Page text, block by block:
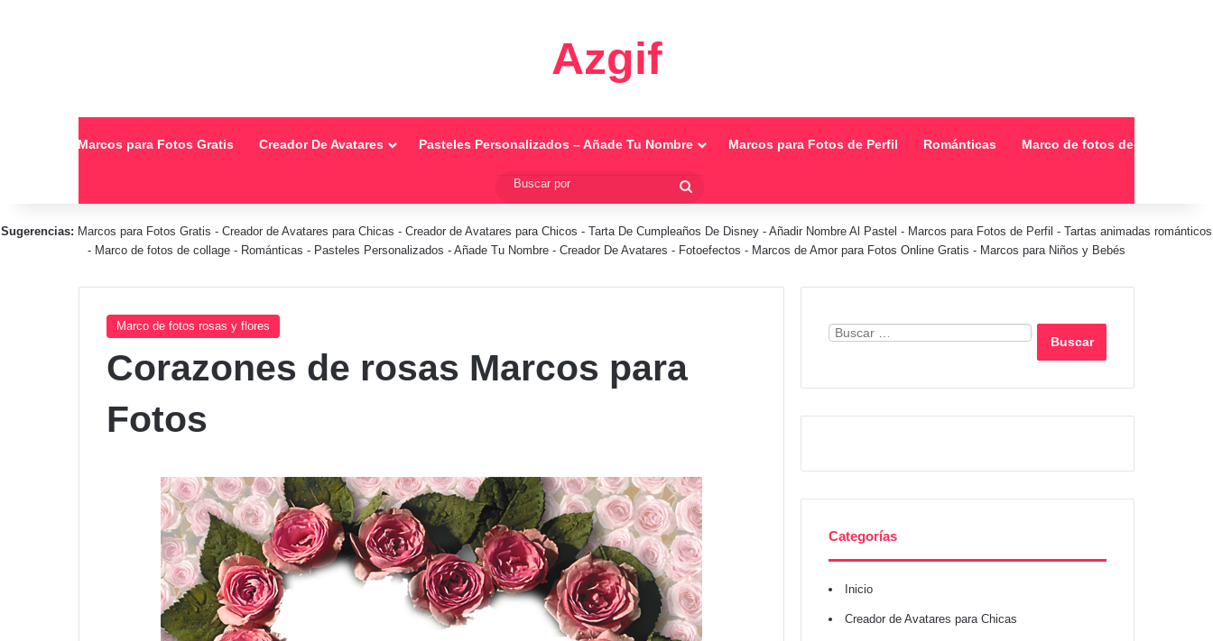
Azgif
Marcos para Fotos Gratis Creador De Avatares Pasteles Personalizados – Añade Tu Nombre Marcos para Fotos de Perfil Románticas Marco de fotos de collage
Sugerencias: Marcos para Fotos Gratis - Creador de Avatares para Chicas - Creador de Avatares para Chicos - Tarta De Cumpleaños De Disney - Añadir Nombre Al Pastel - Marcos para Fotos de Perfil - Tartas animadas románticos
- Marco de fotos de collage - Románticas - Pasteles Personalizados - Añade Tu Nombre - Creador De Avatares - Fotoefectos - Marcos de Amor para Fotos Online Gratis - Marcos para Niños y Bebés
Marco de fotos rosas y flores
Corazones de rosas Marcos para
Fotos
Categorías
Inicio
Creador de Avatares para Chicas